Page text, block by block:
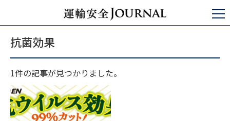
抗菌効果
抗菌効果
1件の記事が見つかりました。